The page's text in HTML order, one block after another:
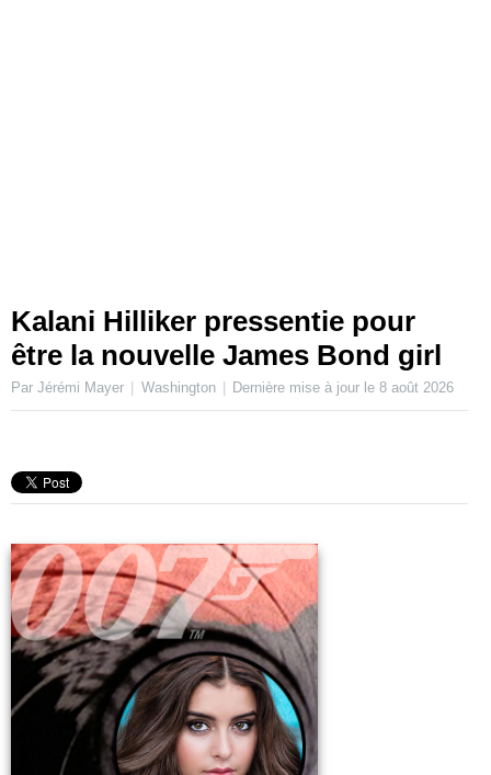
Kalani Hilliker pressentie pour
être la nouvelle James Bond girl
Par Jérémi Mayer Washington Dernière mise à jour le8 août 2026